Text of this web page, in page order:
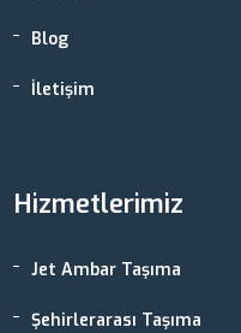
Blog
İletişim
Hizmetlerimiz
Jet Ambar Taşıma
Şehirlerarası Taşıma